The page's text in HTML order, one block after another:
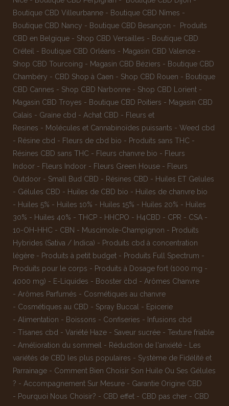
Boutique CBD Villeurbanne - Boutique CBD Nîmes -
Boutique CBD Nancy - Boutique CBD Besançon -
Produits
CBD en Belgique - Shop CBD Versailles - Boutique CBD
Créteil
- Boutique CBD Orléans - Magasin CBD Valence -
Shop CBD Tourcoing - Magasin CBD Béziers - Boutique CBD
Chambéry - CBD Shop à Caen - Shop CBD Rouen - Boutique
CBD Cannes - Shop CBD Narbonne - Shop CBD Lorient -
Magasin CBD Troyes - Boutique CBD Poitiers - Magasin CBD
Calais - Graine cbd - Achat CBD - Fleurs et
Resines - Molécules et Cannabinoïdes puissants - Weed cbd
- Résine cbd - Fleurs de cbd bio - Produits sans THC -
Résines CBD sans THC - Fleurs chanvre bio - Fleurs
Indoor - Fleurs Indoor - Fleurs Green House - Fleurs
Outdoor - Small Bud CBD - Résines CBD - Huiles ET Gelules
- Gélules CBD - Huiles de CBD bio - Huiles de chanvre bio
- Huiles 5% - Huiles 10% - Huiles 15% - Huiles 20% - Huiles
30% - Huiles 40% - THCP - HHCPO - H4CBD - CPR - CSA -
10-OH-HHC - CBN - Muscimole-Champignon - Produits
Hybrides (Sativa / Indica) - Produits cbd à concentration
légère - Produits à petit budget - Produits Full Spectrum -
Produits pour le corps - Produits à Dosage fort (1000 mg -
4000 mg) - E-Liquides - Booster cbd - Arômes Chanvre
- Arômes Parfumés - Cosmétiques au chanvre
- Cosmétiques au CBD - Spray Buccal - Epicerie
- Alimentation - Boissons - Confiseries - Infusions cbd
- Tisanes cbd - Variété Haze - Saveur sucrée - Texture friable
- Amélioration du sommeil - Réduction de l'anxiété -
Les
variétés de CBD les plus populaires - Système de Fidélité et
Parrainage - Comment Bien Choisir Son Huile Ou Ses Gélules
? - Accompagnement Sur Mesure - Garantie Origine CBD
- Pourquoi Nous Choisir? - CBD effet - CBD pas cher - CBD